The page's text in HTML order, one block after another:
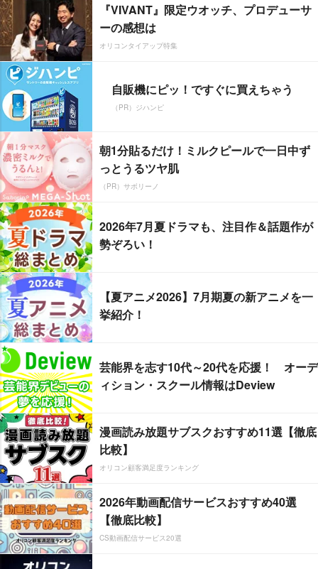
『VIVANT』限定ウオッチ、プロデューサ
ーの感想は
オリコンタイアップ特集
自販機にピッ！ですぐに買えちゃう
（PR）ジハンピ
朝1分貼るだけ！ミルクピールで一日中ず
っとうるツヤ肌
（PR）サボリーノ
2026年7月夏ドラマも、注目作＆話題作が
勢ぞろい！
【夏アニメ2026】7月期夏の新アニメを一
挙紹介！
芸能界を志す10代～20代を応援！ オーデ
ィション・スクール情報はDeview
漫画読み放題サブスクおすすめ11選【徹底
比較】
オリコン顧客満足度ランキング
2026年動画配信サービスおすすめ40選
【徹底比較】
CS動画配信サービス20選